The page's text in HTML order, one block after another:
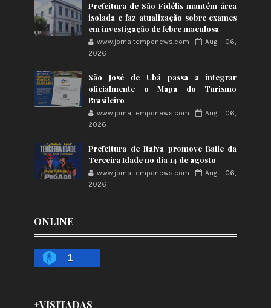
Prefeitura de São Fidélis mantém área
isolada e faz atualização sobre exames
em investigação de febre maculosa
www.jornaltemponews.com
Aug 06,
2026
São José de Ubá passa a integrar
oficialmente o Mapa do Turismo
Brasileiro
www.jornaltemponews.com
Aug 06,
2026
Prefeitura de Italva promove Baile da
Terceira Idade no dia 14 de agosto
www.jornaltemponews.com
Aug 06,
2026
ONLINE
1
+VISITADAS